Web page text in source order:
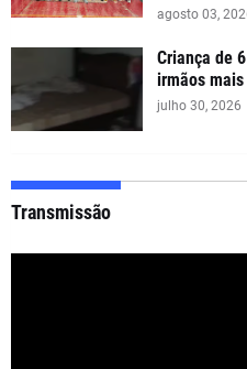
agosto 03,
Criança de
irmãos
julho 30, 2026
Transmissão